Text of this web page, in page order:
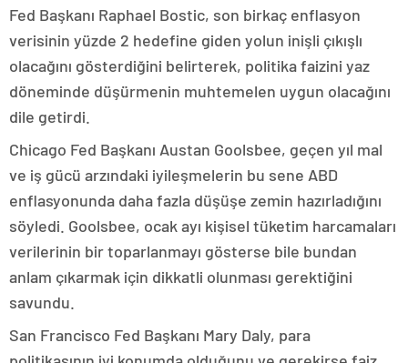
Fed Başkanı Raphael Bostic, son birkaç enflasyon
verisinin yüzde 2 hedefine giden yolun inişli çıkışlı
olacağını gösterdiğini belirterek, politika faizini yaz
döneminde düşürmenin muhtemelen uygun olacağını
dile getirdi.
Chicago Fed Başkanı Austan Goolsbee, geçen yıl mal
ve iş gücü arzındaki iyileşmelerin bu sene ABD
enflasyonunda daha fazla düşüşe zemin hazırladığını
söyledi. Goolsbee, ocak ayı kişisel tüketim harcamaları
verilerinin bir toparlanmayı gösterse bile bundan
anlam çıkarmak için dikkatli olunması gerektiğini
savundu.
San Francisco Fed Başkanı Mary Daly, para